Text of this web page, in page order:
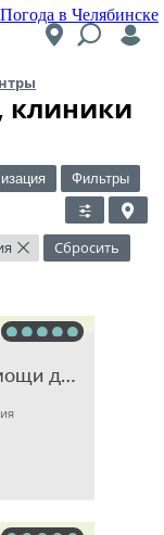
Погода в Челябинске
клиники
Фильтры
× Сбросить
центр коррекционной помощи детям